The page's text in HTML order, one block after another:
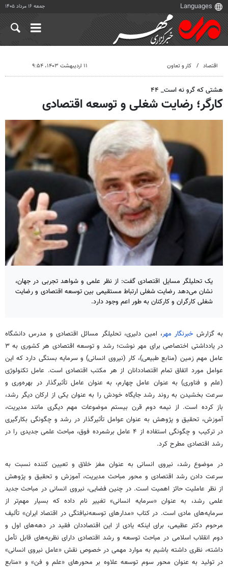
جمعه ۱۶ مرداد ۱۴۰۵
اقتصاد کار و تعاون ۱۱ اردیبهشت ۱۴۰۳، ۹:۵۴
هشتی که گرو نه است_ ۴۴
کارگر؛ رضایت شغلی و توسعه اقتصادی
یک تحلیلگر مسایل اقتصادی گفت: از نظر علمی و شواهد تجربی در جهان،
نشان می‌دهد رضایت شغلی ارتباط مستقیمی بین توسعه اقتصادی و رضایت
شغلی کارگران و کارکنان به طور اعم وجود دارد.
به گزارش خبرنگار مهر، امین دلیری، تحلیلگر مسائل اقتصادی و مدرس دانشگاه
در یادداشتی اختصاصی برای مهر نوشت؛ رشد و توسعه اقتصادی هر کشوری به ۳
عامل مهم زمین (منابع طبیعی)، کار (نیروی انسانی) و سرمایه بستگی دارد که این
عوامل مورد اتفاق تمام اقتصاددانان از هر مکتب اقتصادی است. عامل تکنولوژی
(علم و فناوری) به عنوان عامل چهارم، به عنوان عامل تأثیرگذار در بهره‌وری و
سرعت بخشیدن به روند رشد جایگاه خودش را به عنوان یکی از ارکان دیگر رشد،
باز کرده است. از نیمه دوم قرن بیستم موضوعات مهم دیگری مانند مدیریت،
آموزش، تحقیق و پژوهش به عنوان عوامل تأثیرگذار در رشد و چگونگی بکارگیری
در ترکیب و چگونگی استفاده از ۴ عامل برشمرده فوق، مباحث علمی جدیدی را در
رشد اقتصادی مطرح کرد.
در موضوع رشد، نیروی انسانی به عنوان مغز خلاق و تعیین کننده نسبت به
سرعت دادن رشد اقتصادی و محور مباحث مدیریت، آموزش و تحقیق و پژوهش
از نظر عاملیت حائز اهمیت است. در چنین فضایی، نیروی انسانی در مباحث جدید
علمی رشد، به عنوان «سرمایه انسانی» تغییر نام داده که بسیار مهم‌تر از
سرمایه‌های مادی است. در کتاب «مدارهای توسعه‌نیافتگی در اقتصاد ایران» تألیف
مرحوم دکتر عظیمی، برای اینکه یادی از این اقتصاددان فقید در دهه‌های اول و
دوم انقلاب اسلامی در مباحث توسعه و رشد اقتصادی دارای نظریه‌های قابل تأمل
داشته، نظری داشته باشیم به موارد مهمی در خصوص نقش «عامل نیروی انسانی»
در تولید به عنوان محور سوم توسعه علاوه بر محورهای «علم و فن» و «منابع